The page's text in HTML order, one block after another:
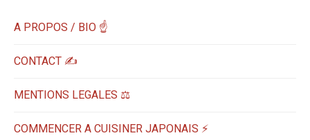
A PROPOS / BIO ☝
CONTACT ✍️
MENTIONS LEGALES ⚖️
COMMENCER A CUISINER JAPONAIS ⚡